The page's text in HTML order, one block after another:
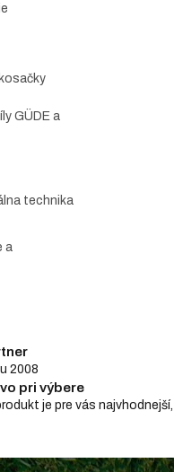
GÜDE a
technika
a
2008
pri výbere
je pre vás